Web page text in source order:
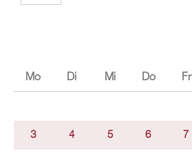
Mo Di Mi Do Fr
3 4 5 6 7